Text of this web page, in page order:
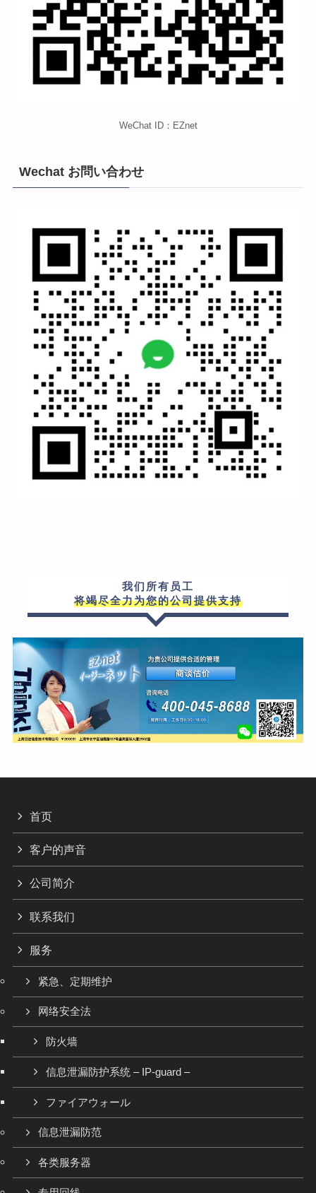
WeChat ID：EZnet
Wechat お問い合わせ
我们所有员工
将竭尽全力为您的公司提供支持
首页
客户的声音
公司简介
联系我们
服务
紧急、定期维护
网络安全法
防火墙
信息泄漏防护系统 – IP-guard –
ファイアウォール
信息泄漏防范
各类服务器